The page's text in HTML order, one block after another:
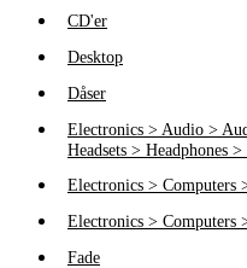
CD'er
Desktop
Dåser
Electronics > Audio >
Headsets > Headphones
Electronics > Computers
Electronics > Computers
Fade